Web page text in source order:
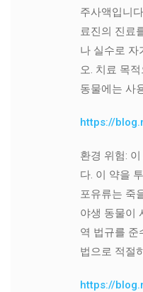
주사액입니
료진의 진료
나 실수로 자
오. 치료 목
동물에는 사
https://
환경 위험:
다. 이 약을
포유류는 죽
야생 동물이
역 법규를 준
법으로 적절
https://